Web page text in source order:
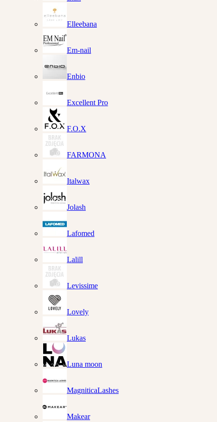
Elleebana
Em-nail
Enbio
Excellent Pro
F.O.X
FARMONA
Italwax
Jolash
Lafomed
Lalill
Levissime
Lovely
Lukas
Luna moon
MagniticaLashes
Makear